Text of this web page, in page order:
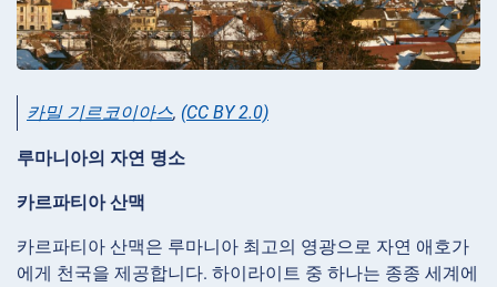
카밀 기르코이아스, (CC BY 2.0)
루마니아의 자연 명소
카르파티아 산맥
카르파티아 산맥은 루마니아 최고의 영광으로 자연 애호가
에게 천국을 제공합니다. 하이라이트 중 하나는 종종 세계에